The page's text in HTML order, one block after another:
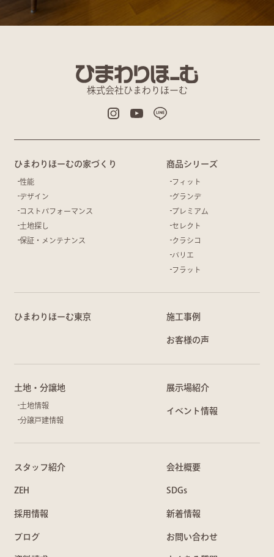
株式会社ひまわりほーむ
ひまわりほーむの家づくり
性能
デザイン
コストパフォーマンス
土地探し
保証・メンテナンス
商品シリーズ
フィット
グランデ
プレミアム
セレクト
クラシコ
バリエ
フラット
ひまわりほーむ東京 施工事例
お客様の声
土地・分譲地
土地情報
分譲戸建情報
展示場紹介
イベント情報
スタッフ紹介 会社概要
ZEH SDGs
採用情報 新着情報
ブログ お問い合わせ